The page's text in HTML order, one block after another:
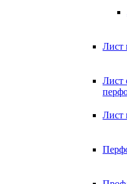
Лист
Лист
Лист